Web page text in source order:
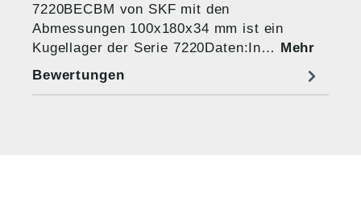
7220BECBM von SKF mit den
Abmessungen 100x180x34 mm ist ein
Kugellager der Serie 7220Daten:In… Mehr
Bewertungen